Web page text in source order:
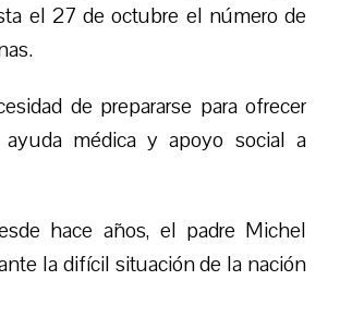
el 27 de octubre el número de
de prepararse para ofrecer
ayuda médica y apoyo social a
hace años, el padre Michel
la difícil situación de la nación